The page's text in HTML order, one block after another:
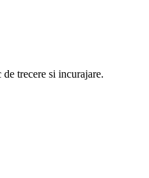
trecere si incurajare.